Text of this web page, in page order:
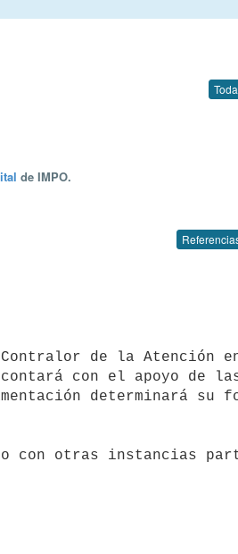
de IMPO.
con el apoyo de
determinará su